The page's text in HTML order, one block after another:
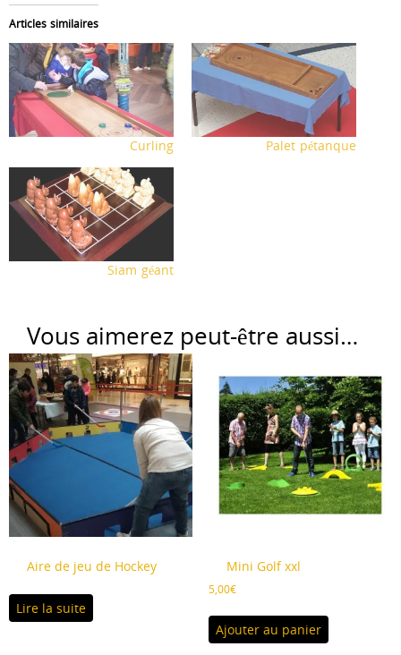
Articles similaires
Curling Palet pétanque
Siam géant
Vous aimerez peut-être aussi…
Aire de jeu de Hockey
Lire la suite
Mini Golf xxl
5,00€
Ajouter au panier